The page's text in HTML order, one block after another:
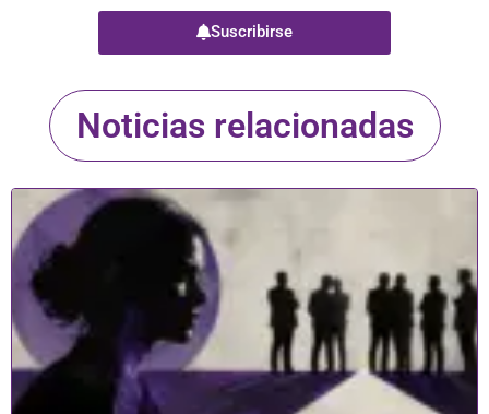
Suscribirse
Noticias relacionadas